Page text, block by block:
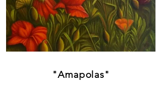
"Amapolas"